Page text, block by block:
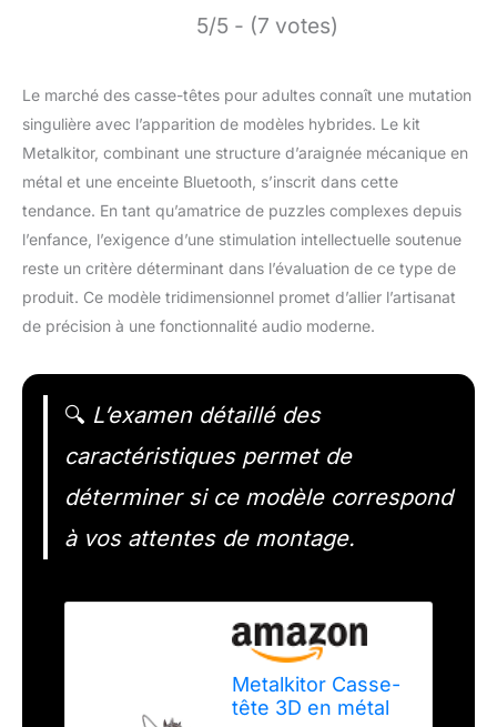
5/5 - (7 votes)
Le marché des casse-têtes pour adultes connaît une mutation
singulière avec l’apparition de modèles hybrides. Le kit
Metalkitor, combinant une structure d’araignée mécanique en
métal et une enceinte Bluetooth, s’inscrit dans cette
tendance. En tant qu’amatrice de puzzles complexes depuis
l’enfance, l’exigence d’une stimulation intellectuelle soutenue
reste un critère déterminant dans l’évaluation de ce type de
produit. Ce modèle tridimensionnel promet d’allier l’artisanat
de précision à une fonctionnalité audio moderne.
🔍 L’examen détaillé des
caractéristiques permet de
déterminer si ce modèle correspond
à vos attentes de montage.
Metalkitor Casse-
tête 3D en métal